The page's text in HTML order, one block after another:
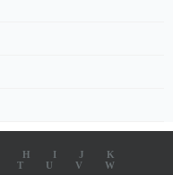
H I J
K
T V
W